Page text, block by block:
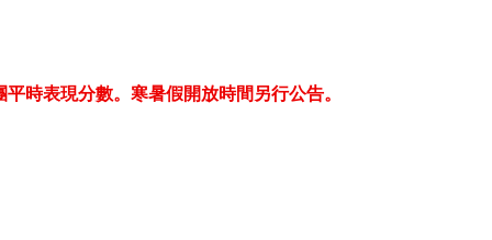
時表現分數。寒暑假開放時間另行公告。